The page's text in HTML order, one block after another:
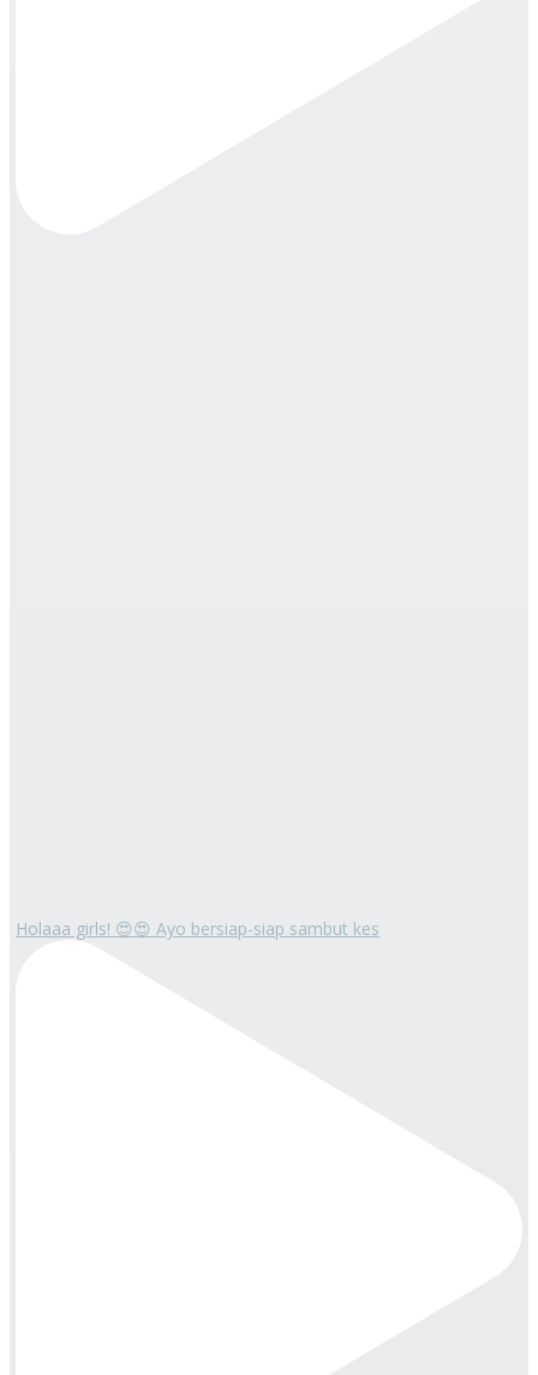
Holaaa girls! 😍😍 Ayo bersiap-siap sambut kes